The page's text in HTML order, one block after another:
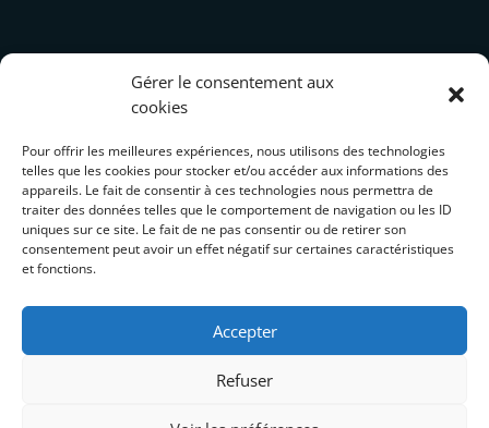
Gérer le consentement aux
cookies
Pour offrir les meilleures expériences, nous utilisons des technologies
telles que les cookies pour stocker et/ou accéder aux informations des
appareils. Le fait de consentir à ces technologies nous permettra de
traiter des données telles que le comportement de navigation ou les ID
uniques sur ce site. Le fait de ne pas consentir ou de retirer son
consentement peut avoir un effet négatif sur certaines caractéristiques
et fonctions.
Accepter
Refuser
Actus
Actu 1
Actu 2
Actu 3